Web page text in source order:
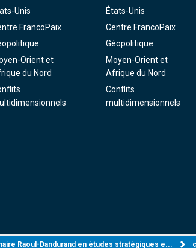
Unis
FrancoPaix
Orient et
du Nord
États-Unis
Centre FrancoPaix
Géopolitique
Moyen-Orient et
Afrique du Nord
Conflits
multidimensionnels
Raoul-Dandurand en études stratégiques e...